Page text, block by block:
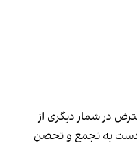
در شمار دیگری از
دست به تجمع و تحصن